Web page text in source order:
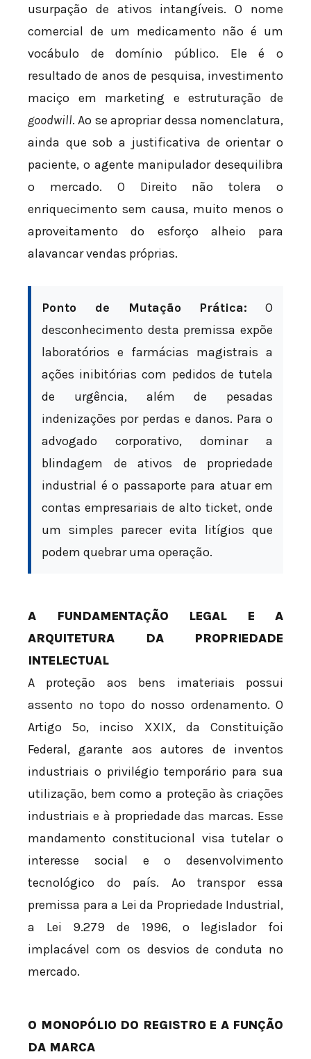
usurpação de ativos intangíveis. O nome
comercial de um medicamento não é um
vocábulo de domínio público. Ele é o
resultado de anos de pesquisa, investimento
maciço em marketing e estruturação de
goodwill. Ao se apropriar dessa nomenclatura,
ainda que sob a justificativa de orientar o
paciente, o agente manipulador desequilibra
o mercado. O Direito não tolera o
enriquecimento sem causa, muito menos o
aproveitamento do esforço alheio para
alavancar vendas próprias.
Ponto de Mutação Prática: O
desconhecimento desta premissa expõe
laboratórios e farmácias magistrais a
ações inibitórias com pedidos de tutela
de urgência, além de pesadas
indenizações por perdas e danos. Para o
advogado corporativo, dominar a
blindagem de ativos de propriedade
industrial é o passaporte para atuar em
contas empresariais de alto ticket, onde
um simples parecer evita litígios que
podem quebrar uma operação.
A FUNDAMENTAÇÃO LEGAL E A
ARQUITETURA DA PROPRIEDADE
INTELECTUAL
A proteção aos bens imateriais possui
assento no topo do nosso ordenamento. O
Artigo 5º, inciso XXIX, da Constituição
Federal, garante aos autores de inventos
industriais o privilégio temporário para sua
utilização, bem como a proteção às criações
industriais e à propriedade das marcas. Esse
mandamento constitucional visa tutelar o
interesse social e o desenvolvimento
tecnológico do país. Ao transpor essa
premissa para a Lei da Propriedade Industrial,
a Lei 9.279 de 1996, o legislador foi
implacável com os desvios de conduta no
mercado.
O MONOPÓLIO DO REGISTRO E A FUNÇÃO
DA MARCA